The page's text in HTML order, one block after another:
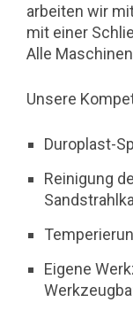
arbeiten wir
mit einer
Alle
Unsere
Duroplast-
Reinigung
Eigene